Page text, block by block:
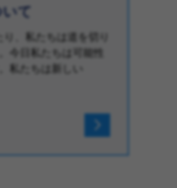
て
、私たちは道を切り
今日私たちは可能性
私たちは新しい